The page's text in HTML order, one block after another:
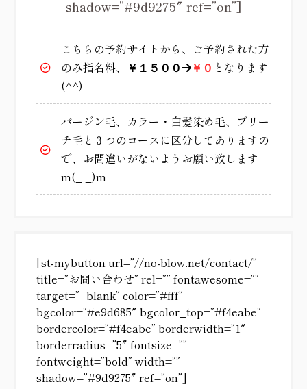
shadow=”#9d9275″ ref=”on”]
こちらの予約サイトから、ご予約された方
のみ指名料、
￥１５００→￥０ となります
(^^)
バージン毛、カラー・白髪染め毛、ブリー
チ毛と３つのコースに区分してありますの
で、お間違いがないようお願い致します
m(_ _)m
[st-mybutton url=”//no-blow.net/contact/”
title=”お問い合わせ” rel=”” fontawesome=””
target=”_blank” color=”#fff”
bgcolor=”#e9d685″ bgcolor_top=”#f4eabe”
bordercolor=”#f4eabe” borderwidth=”1″
borderradius=”5″ fontsize=””
fontweight=”bold” width=””
shadow=”#9d9275″ ref=”on”]